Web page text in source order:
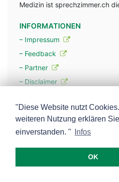
Medizin ist sprechzimmer.ch
INFORMATIONEN
– Impressum
– Feedback
– Partner
– Disclaimer
– Werbung
– Mehr über unsere Experten
"Diese Website nutzt
weiteren Nutzung erklären
einverstanden. "
Infos
OK